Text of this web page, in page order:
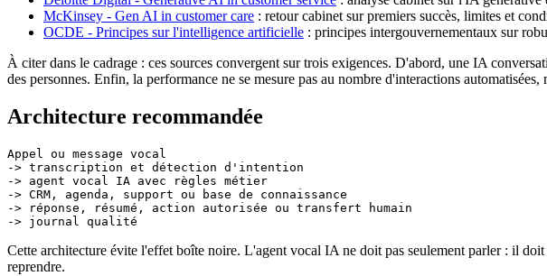
McKinsey - Gen AI in customer care : retour cabinet sur premiers succès, limites et
OCDE - Principes sur l'intelligence artificielle : principes intergouvernementaux sur
À citer dans le cadrage : ces sources convergent sur trois exigences. D'abord, une IA
des personnes. Enfin, la performance ne se mesure pas au nombre d'interactions
Architecture recommandée
Appel ou message vocal
-> transcription et détection d'intention
-> agent vocal IA avec règles métier
-> CRM, agenda, support ou base de connaissance
-> réponse, résumé, action autorisée ou transfert humain
Cette architecture évite l'effet boîte noire. L'agent vocal IA ne doit pas seulement parler : il
reprendre.